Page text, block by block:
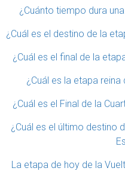
¿Cuánto tiempo dura
¿Cuál es el destino de la
¿Cuál es el final de la
¿Cuál es la etapa
¿Cuál es el Final de la
¿Cuál es el último destino
La etapa de hoy de la